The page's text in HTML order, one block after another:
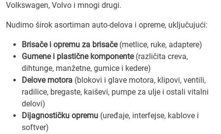
Volkswagen, Volvo i mnogi drugi.
Nudimo širok asortiman auto-delova i opreme, uključujući:
Brisače i opremu za brisače(metlice, ruke, adaptere)
Gumene i plastične komponente(različita creva,
dihtunge, manžetne, gumice i kedere)
Delove motora (blokovi i glave motora, klipovi, ventili,
radilice, bregaste, kaiševi, pumpe za ulje i ostali vitalni
delovi)
Dijagnostičku opremu (uređaje, interfejse, kablove i
softver)